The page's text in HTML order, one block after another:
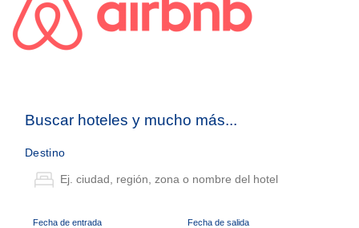
Buscar hoteles y mucho más...
Destino
Fecha de entrada Fecha de salida